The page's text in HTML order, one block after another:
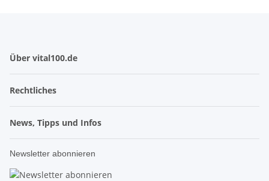
Über vital100.de
Rechtliches
News, Tipps und Infos
Newsletter abonnieren